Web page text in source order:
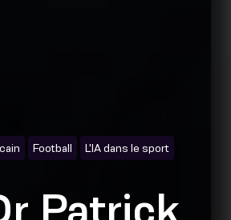
Football L'IA dans le sport
Patrick